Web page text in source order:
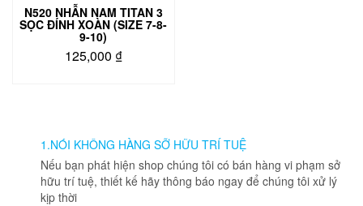
N520 NHẪN NAM TITAN 3
SỌC ĐÍNH XOÀN (SIZE 7-8-
9-10)
125,000 ₫
nhiều
biến
thể.
Các
1.NÓI KHÔNG HÀNG SỠ HỮU TRÍ TUỆ
Nếu bạn phát hiện shop chúng tôi có bán hàng vi phạm sở
hữu trí tuệ, thiết kế hãy thông báo ngay để chúng tôi xử lý
kịp thời